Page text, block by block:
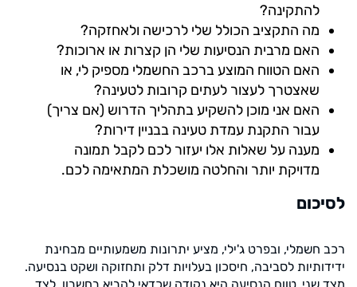
להתקינה?
מה התקציב הכולל שלי לרכישה ולאחזקה?
האם מרבית הנסיעות שלי הן קצרות או ארוכות?
האם הטווח המוצע ברכב החשמלי מספיק לי, או
שאצטרך לעצור לעתים קרובות לטעינה?
האם אני מוכן להשקיע בתהליך הדרוש (אם צריך)
עבור התקנת עמדת טעינה בבניין דירות?
מענה על שאלות אלו יעזור לכם לקבל תמונה
מדויקת יותר והחלטה מושכלת המתאימה לכם.
לסיכום
רכב חשמלי, ובפרט ג'ילי, מציע יתרונות משמעותיים מבחינת
ידידותיות לסביבה, חיסכון בעלויות דלק ותחזוקה ושקט בנסיעה.